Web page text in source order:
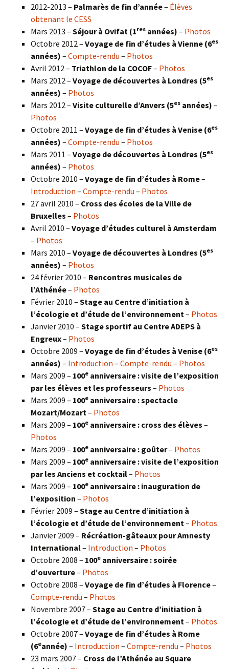
2012-2013 – Palmarès de fin d’année– Élèves
obtenant le CESS
Mars 2013 – Séjour à Ovifat (1res années) – Photos
Octobre 2012 – Voyage de fin d’études à Vienne (6es
années) – Compte-rendu – Photos
Avril 2012 – Triathlon de la COCOF– Photos
Mars 2012 – Voyage de découvertes à Londres (5es
années) – Photos
Mars 2012 – Visite culturelle d’Anvers (5es années) –
Photos
Octobre 2011 – Voyage de fin d’études à Venise (6es
années) – Compte-rendu – Photos
Mars 2011 – Voyage de découvertes à Londres (5es
années) – Photos
Octobre 2010 – Voyage de fin d’études à Rome–
Introduction – Compte-rendu – Photos
27 avril 2010 – Cross des écoles de la Ville de
Bruxelles – Photos
Avril 2010 – Voyage d’études culturel à Amsterdam
– Photos
Mars 2010 – Voyage de découvertes à Londres (5es
années) – Photos
24 février 2010 – Rencontres musicales de
l’Athénée– Photos
Février 2010 – Stage au Centre d’initiation à
l’écologie et d’étude de l’environnement – Photos
Janvier 2010 – Stage sportif au Centre ADEPS à
Engreux– Photos
Octobre 2009 – Voyage de fin d’études à Venise (6es
années) – Introduction – Compte-rendu – Photos
Mars 2009 – 100e anniversaire : visite de l’exposition
par les élèves et les professeurs – Photos
Mars 2009 – 100e anniversaire : spectacle
Mozart/Mozart – Photos
Mars 2009 – 100e anniversaire : cross des élèves –
Photos
Mars 2009 – 100e anniversaire : goûter– Photos
Mars 2009 – 100e anniversaire : visite de l’exposition
par les Anciens et cocktail– Photos
Mars 2009 – 100e anniversaire : inauguration de
l’exposition – Photos
Février 2009 – Stage au Centre d’initiation à
l’écologie et d’étude de l’environnement – Photos
Janvier 2009 – Récréation-gâteaux pour Amnesty
International– Introduction – Photos
Octobre 2008 – 100e anniversaire : soirée
d’ouverture– Photos
Octobre 2008 – Voyage de fin d’études à Florence–
Compte-rendu – Photos
Novembre 2007 – Stage au Centre d’initiation à
l’écologie et d’étude de l’environnement – Photos
Octobre 2007 – Voyage de fin d’études à Rome
(6eannée) – Introduction – Compte-rendu – Photos
23 mars 2007 – Cross de l’Athénée au Square